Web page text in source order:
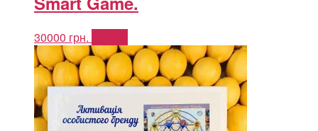
30000 грн.